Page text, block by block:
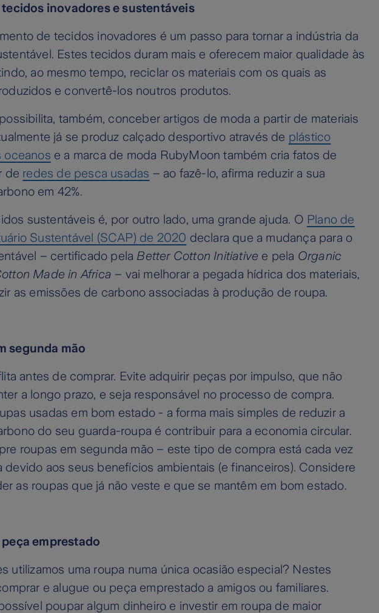
tecidos inovadores e sustentáveis
de tecidos inovadores é um passo para tornar a indústria da
Estes tecidos duram mais e oferecem maior qualidade às
ao mesmo tempo, reciclar os materiais com os quais as
e convertê-los noutros produtos.
também, conceber artigos de moda a partir de materiais
já se produz calçado desportivo através de plástico
oceanos e a marca de moda RubyMoon também cria fatos de
de redes de pesca usadas – ao fazê-lo, afirma reduzir a sua
em 42%.
sustentáveis é, por outro lado, uma grande ajuda. O Plano de
Sustentável (SCAP) de 2020 declara que a mudança para o
– certificado pela Better Cotton Initiative e pela Organic
Made in Africa – vai melhorar a pegada hídrica dos materiais,
as emissões de carbono associadas à produção de roupa.
segunda mão
antes de comprar. Evite adquirir peças por impulso, que não
a longo prazo, e seja responsável no processo de compra.
usadas em bom estado - a forma mais simples de reduzir a
do seu guarda-roupa é contribuir para a economia circular.
roupas em segunda mão – este tipo de compra está cada vez
devido aos seus benefícios ambientais (e financeiros). Considere
as roupas que já não veste e que se mantêm em bom estado.
emprestado
utilizamos uma roupa numa única ocasião especial? Nestes
e alugue ou peça emprestado a amigos ou familiares.
poupar algum dinheiro e investir em roupa de maior